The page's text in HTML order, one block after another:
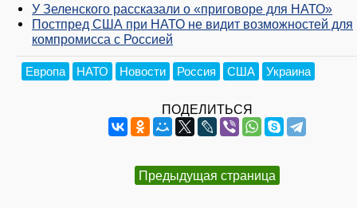
У Зеленского рассказали о «приговоре для НАТО»
Постпред США при НАТО не видит возможностей для
компромисса с Россией
Европа НАТО Новости Россия США Украина
ПОДЕЛИТЬСЯ
Предыдущая страница